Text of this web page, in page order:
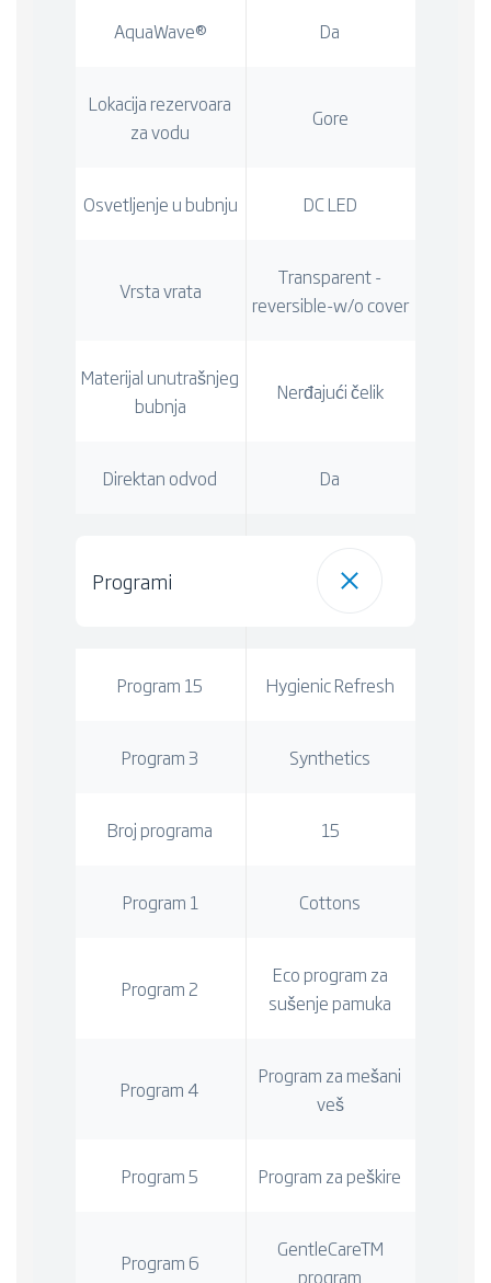
AquaWave® Da
Lokacija rezervoara
za vodu
Gore
Osvetljenje u bubnju DC LED
Vrsta vrata
Transparent -
reversible-w/o cover
Materijal unutrašnjeg
bubnja
Nerđajući čelik
Direktan odvod Da
Programi
Program 15 Hygienic Refresh
Program 3 Synthetics
Broj programa 15
Program 1 Cottons
Program 2
Eco program za
sušenje pamuka
Program 4
Program za mešani
veš
Program 5 Program za peškire
Program 6
GentleCareTM
program